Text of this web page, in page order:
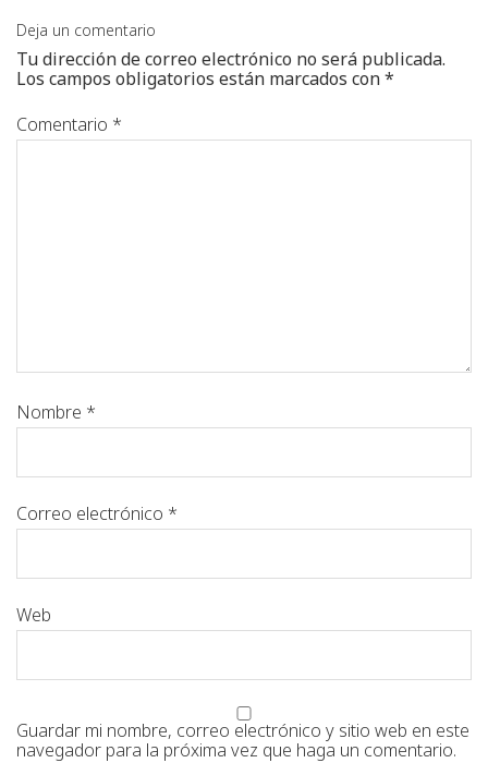
Deja un comentario
Tu dirección de correo electrónico no será publicada.
Los campos obligatorios están marcados con*
Comentario *
Nombre *
Correo electrónico *
Web
Guardar mi nombre, correo electrónico y sitio web en este
navegador para la próxima vez que haga un comentario.